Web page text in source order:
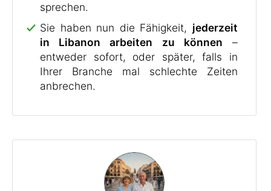
sprechen.
Sie haben nun die Fähigkeit, jederzeit
in Libanon arbeiten zu können –
entweder sofort, oder später, falls in
Ihrer Branche mal schlechte Zeiten
anbrechen.